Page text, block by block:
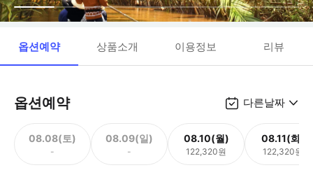
옵션예약 상품소개 이용정보 리뷰
옵션예약 다른날짜
08.08(토)
-
08.09(일)
-
08.10(월)
122,320원
08.11(화)
122,320원